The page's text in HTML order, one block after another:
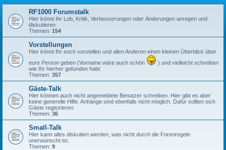
RF1000 Forumstalk
Hier könnt Ihr Lob, Kritik, Verbesserungen oder Änderungen anregen und
diskutieren.
Themen: 154
Vorstellungen
Hier könnt Ihr euch vorstellen und allen Anderen einen kleinen Überblick über
eure Person geben (Vorname wäre auch schön
) und vielleicht schreiben
wie Ihr hierher gefunden habt.
Themen: 357
Gäste-Talk
Hier können auch nicht angemeldete Benutzer schreiben. Hier gibt es aber
keine generelle Hilfe. Anhänge sind ebenfalls nicht möglich. Dafür sollten sich
Gäste registrieren.
Themen: 36
Small-Talk
Hier kann alles diskutiert werden, was nicht durch die Forenregeln
unerwünscht ist.
Themen: 9